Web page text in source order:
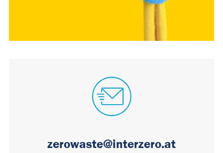
zerowaste@interzero.at